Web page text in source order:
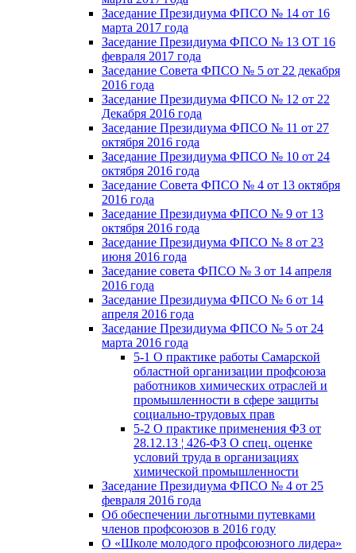
Заседание Президиума ФПСО № 14 от 16
марта 2017 года
Заседание Президиума ФПСО № 13 ОТ 16
февраля 2017 года
Заседание Совета ФПСО № 5 от 22 декабря
2016 года
Заседание Президиума ФПСО № 12 от 22
Декабря 2016 года
Заседание Президиума ФПСО № 11 от 27
октября 2016 года
Заседание Президиума ФПСО № 10 от 24
октября 2016 года
Заседание Совета ФПСО № 4 от 13 октября
2016 года
Заседание Президиума ФПСО № 9 от 13
октября 2016 года
Заседание Президиума ФПСО № 8 от 23
июня 2016 года
Заседание совета ФПСО № 3 от 14 апреля
2016 года
Заседание Президиума ФПСО № 6 от 14
апреля 2016 года
Заседание Президиума ФПСО № 5 от 24
марта 2016 года
5-1 О практике работы Самарской
областной организации профсоюза
работников химических отраслей и
промышленности в сфере защиты
социально-трудовых прав
5-2 О практике применения ФЗ от
28.12.13 ¦ 426-ФЗ О спец. оценке
условий труда в организациях
химической промышленности
Заседание Президиума ФПСО № 4 от 25
февраля 2016 года
Об обеспечении льготными путевками
членов профсоюзов в 2016 году
О «Школе молодого профсоюзного лидера»